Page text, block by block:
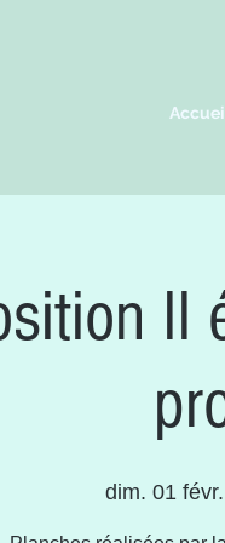
Il
dim. 01 févr.